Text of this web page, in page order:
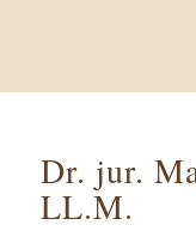
Dr. jur.
LL.M.